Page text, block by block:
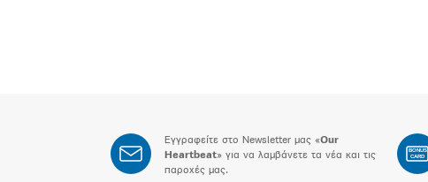
Εγγραφείτε στο Newsletter μας «Our
Heartbeat» για να λαμβάνετε τα νέα και τις
παροχές μας.
BONUS
CARD